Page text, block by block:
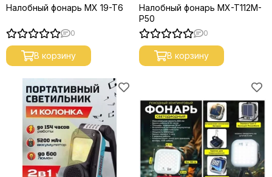
Налобный фонарь MX 19-T6
0
В корзину
Налобный фонарь MX-T112M-
P50
0
В корзину